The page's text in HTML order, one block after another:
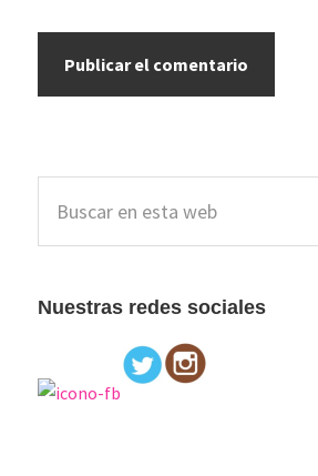
Barra
lateral
esta
Nuestras redes sociales